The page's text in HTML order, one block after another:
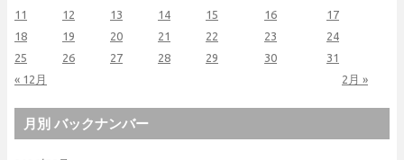
« 12月 2月 »
11
12 13 14 15 16
17
18
19 20 21 22 23
24
25
26 27 28 29 30 31
月別 バックナンバー